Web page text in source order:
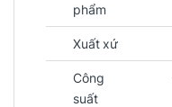
phẩm
Xuất xứ
Công
suất